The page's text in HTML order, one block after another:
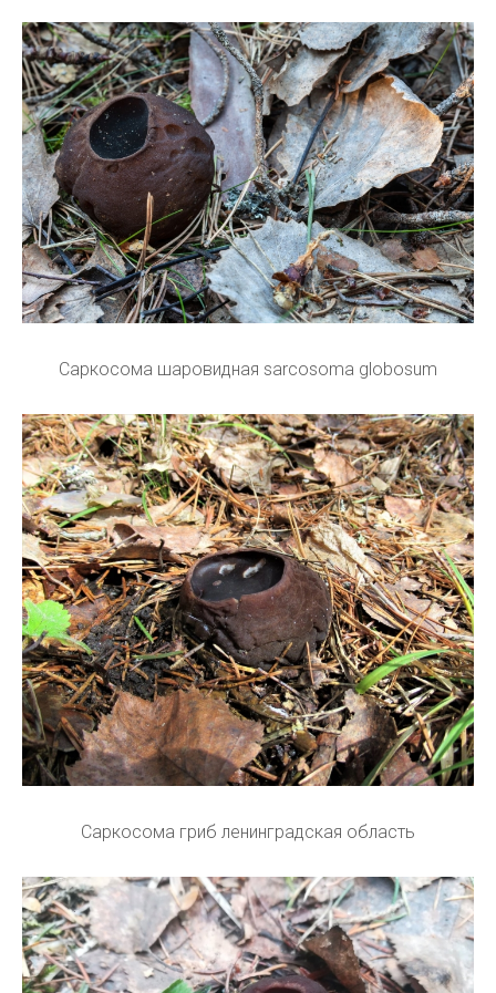
Саркосома шаровидная sarcosoma globosum
Саркосома гриб ленинградская область